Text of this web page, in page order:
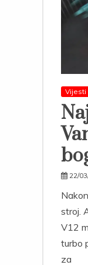
Vijesti
22/
stroj.
V12
turbo
za